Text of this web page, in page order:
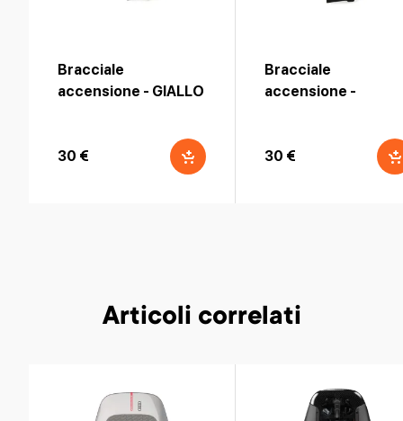
Bracciale
accensione - GIALLO
30 €
Bracciale
accensione -
30 €
Articoli correlati